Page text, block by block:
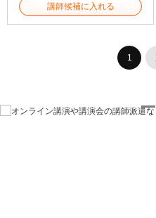
講師候補に入れる
1